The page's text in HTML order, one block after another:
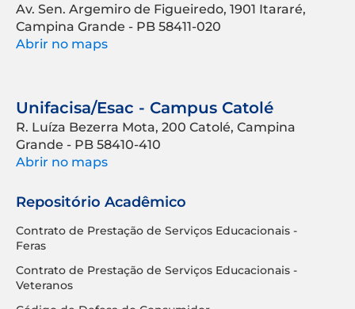
Av. Sen. Argemiro de Figueiredo, 1901 Itararé,
Campina Grande - PB 58411-020
Abrir no maps
Unifacisa/Esac - Campus Catolé
R. Luíza Bezerra Mota, 200 Catolé, Campina
Grande - PB 58410-410
Abrir no maps
Repositório Acadêmico
Contrato de Prestação de Serviços Educacionais -
Feras
Contrato de Prestação de Serviços Educacionais -
Veteranos